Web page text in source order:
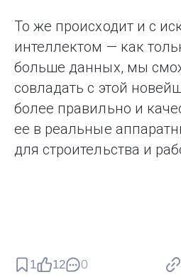
То же происходит и с
интеллектом — как
больше данных, мы
совладать с этой
более правильно и
ее в реальные
для строительства и
1 12 0